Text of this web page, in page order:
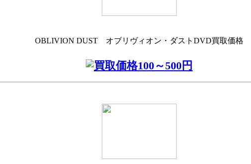
OBLIVION DUST オブリヴィオン・ダストDVD買取価格